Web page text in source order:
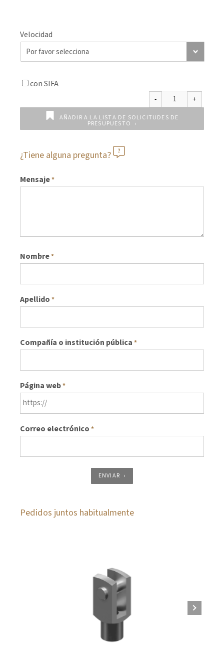
Velocidad
con SIFA
AÑADIR A LA LISTA DE SOLICITUDES DE
PRESUPUESTO
¿Tiene alguna pregunta?
Mensaje*
Nombre*
Apellido *
Compañía o institución pública *
Página web*
Correo electrónico *
ENVIAR
Pedidos juntos habitualmente